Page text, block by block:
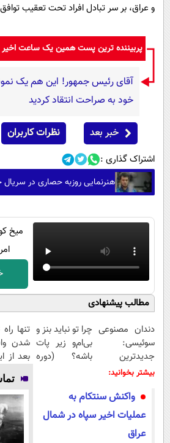
و عراق، بر سر تبادل افراد تحت تعقیب
پربیننده ترین پست همین یک ساعت اخیر
آقای رئیس جمهور! این هم یک
خود به صراحت انتقاد کردید
خبر بعد نظرات کاربران
اشتراک گذاری :
هنرنمایی روزبه حصاری در
میخ
مطالب پیشنهادی
دندان مصنوعی
سوئیسی:
جدیدترین
فناوری اروپا،
پرداخت قسطی
چرا تو نباید بنز و
بی‌ام‌و زیر پات
باشه؟ (دوره
تنها
شدن
بعد از
تو
پول در
بیشتر بخوانید:
واکنش سنتکام به
عملیات اخیر سپاه در شمال
عراق